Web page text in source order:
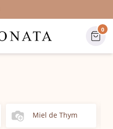
0
Miel de Thym